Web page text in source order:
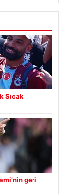
Sıcak
geri